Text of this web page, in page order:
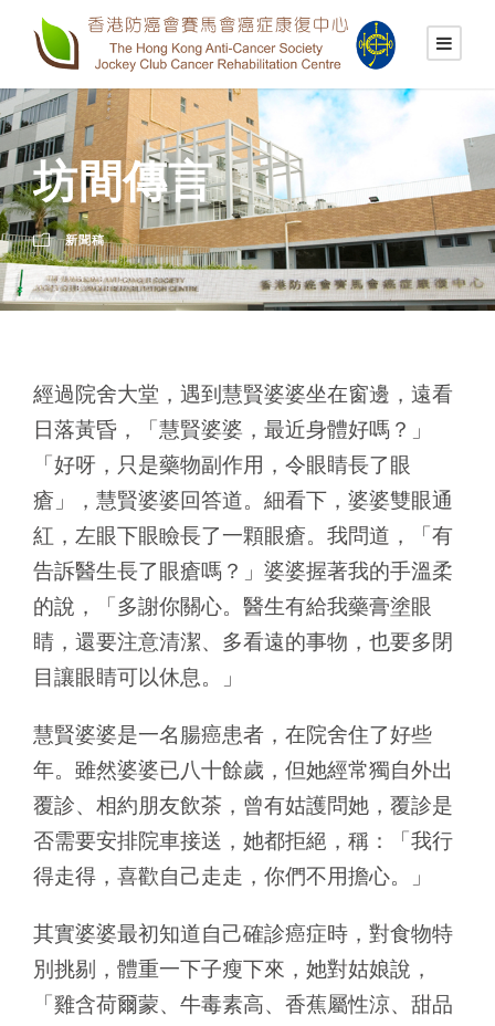
坊間傳言
新聞稿
經過院舍大堂，遇到慧賢婆婆坐在窗邊，遠看
日落黃昏，「慧賢婆婆，最近身體好嗎？」
「好呀，只是藥物副作用，令眼睛長了眼
瘡」，慧賢婆婆回答道。細看下，婆婆雙眼通
紅，左眼下眼瞼長了一顆眼瘡。我問道，「有
告訴醫生長了眼瘡嗎？」婆婆握著我的手溫柔
的說，「多謝你關心。醫生有給我藥膏塗眼
睛，還要注意清潔、多看遠的事物，也要多閉
目讓眼睛可以休息。」
慧賢婆婆是一名腸癌患者，在院舍住了好些
年。雖然婆婆已八十餘歲，但她經常獨自外出
覆診、相約朋友飲茶，曾有姑護問她，覆診是
否需要安排院車接送，她都拒絕，稱：「我行
得走得，喜歡自己走走，你們不用擔心。」
其實婆婆最初知道自己確診癌症時，對食物特
別挑剔，體重一下子瘦下來，她對姑娘說，
「雞含荷爾蒙、牛毒素高、香蕉屬性涼、甜品